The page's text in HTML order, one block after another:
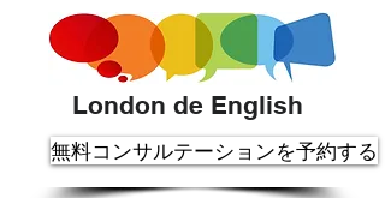
London de English
無料コンサルテーションを予約する